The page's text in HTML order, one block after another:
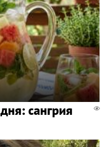
сангрия